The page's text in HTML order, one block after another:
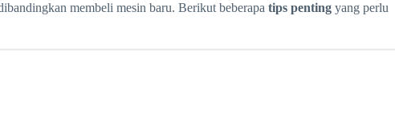
membeli mesin baru. Berikut beberapa tips penting yang perlu